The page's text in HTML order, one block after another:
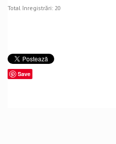
Total înregistrări: 20
Save